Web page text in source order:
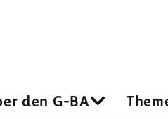
den G-BA